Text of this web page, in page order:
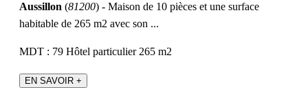
Aussillon (81200) - Maison de 10 pièces et une surface
habitable de 265 m2 avec son ...
MDT : 79 Hôtel particulier 265 m2
EN SAVOIR +